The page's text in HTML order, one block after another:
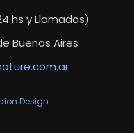
hs y Llamados)
Buenos Aires
Design